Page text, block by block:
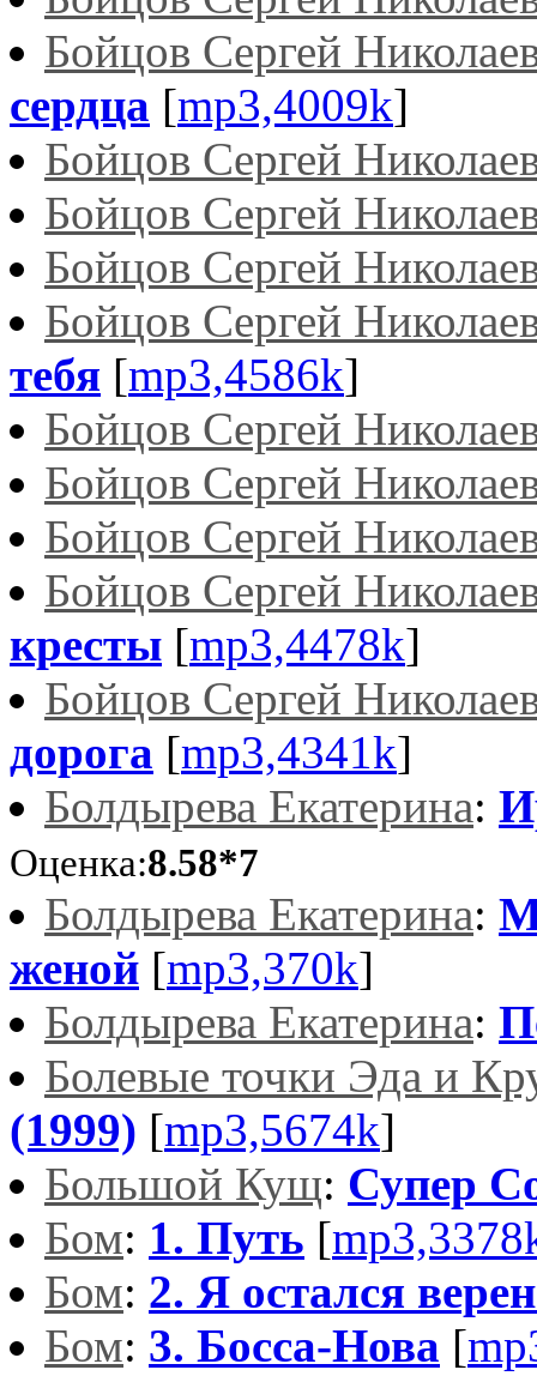
Бойцов Сергей
сердца [mp3,4009k]
Бойцов Сергей
Бойцов Сергей
Бойцов Сергей
Бойцов Сергей
тебя [mp3,4586k]
Бойцов Сергей
Бойцов Сергей
Бойцов Сергей
Бойцов Сергей
кресты [mp3,4478k]
Бойцов Сергей
дорога [mp3,4341k]
Болдырева Екатерина:
Оценка:8.58*7
Болдырева Екатерина:
женой [mp3,370k]
Болдырева Екатерина:
Болевые точки Эда и
(1999) [mp3,5674k]
Большой Кущ: Супер
Бом: 1. Путь [
Бом: 2. Я остался
Бом: 3. Босса-Нова [